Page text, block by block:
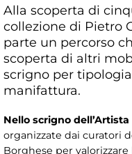
Alla scoperta di
collezione di Pietro
parte un percorso
scoperta di altri
scrigno per
manifattura.
Nello scrigno dell’Artista
organizzate dai curatori
Borghese per